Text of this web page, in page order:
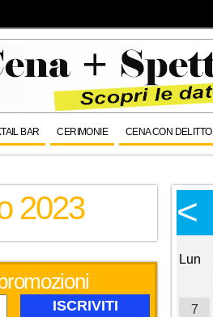
BAR CERIMONIE CENA CON DELITTO
2023Eventi
Ottobre 2026
Mer Gio Ven Sab
Dom
5 6
<
Lun
7